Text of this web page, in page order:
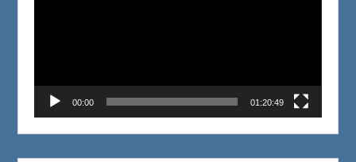
00:00 01:20:49